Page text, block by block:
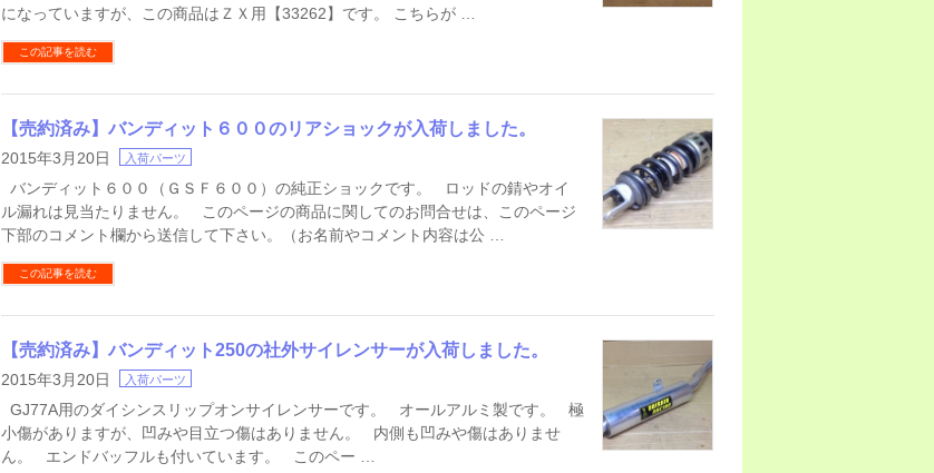
になっていますが、この商品はＺＸ用【33262】です。 こちらが …
この記事を読む
【売約済み】バンディット６００のリアショックが入荷しました。
2015年3月20日 入荷パーツ
バンディット６００（ＧＳＦ６００）の純正ショックです。 ロッドの錆やオイ
ル漏れは見当たりません。 このページの商品に関してのお問合せは、このページ
下部のコメント欄から送信して下さい。（お名前やコメント内容は公 …
この記事を読む
【売約済み】バンディット250の社外サイレンサーが入荷しました。
2015年3月20日 入荷パーツ
GJ77A用のダイシンスリップオンサイレンサーです。 オールアルミ製です。 極
小傷がありますが、凹みや目立つ傷はありません。 内側も凹みや傷はありませ
ん。 エンドバッフルも付いています。 このペー …